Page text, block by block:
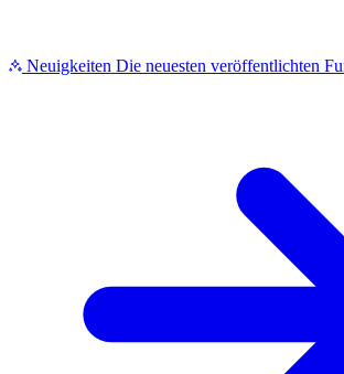
Neuigkeiten Die neuesten veröffentlichten